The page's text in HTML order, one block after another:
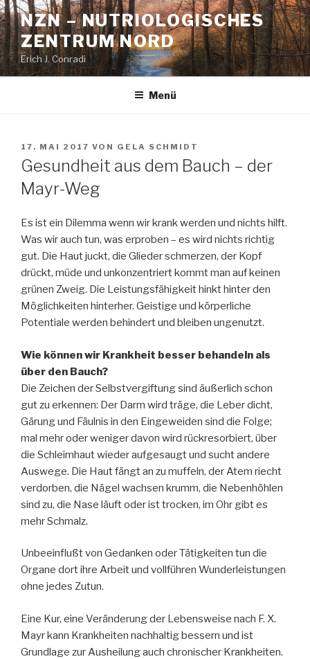
Zum
Inhalt
springen
NZN – NUTRIOLOGISCHES
ZENTRUM NORD
Erich J. Conradi
Menü
VERÖFFENTLICHT
AM
17. MAI 2017 VON GELA SCHMIDT
Gesundheit aus dem Bauch – der
Mayr-Weg
Es ist ein Dilemma wenn wir krank werden und nichts hilft.
Was wir auch tun, was erproben – es wird nichts richtig
gut. Die Haut juckt, die Glieder schmerzen, der Kopf
drückt, müde und unkonzentriert kommt man auf keinen
grünen Zweig. Die Leistungsfähigkeit hinkt hinter den
Möglichkeiten hinterher. Geistige und körperliche
Potentiale werden behindert und bleiben ungenutzt.
Wie können wir Krankheit besser behandeln als
über den Bauch?
Die Zeichen der Selbstvergiftung sind äußerlich schon
gut zu erkennen: Der Darm wird träge, die Leber dicht,
Gärung und Fäulnis in den Eingeweiden sind die Folge;
mal mehr oder weniger davon wird rückresorbiert, über
die Schleimhaut wieder aufgesaugt und sucht andere
Auswege. Die Haut fängt an zu muffeln, der Atem riecht
verdorben, die Nägel wachsen krumm, die Nebenhöhlen
sind zu, die Nase läuft oder ist trocken, im Ohr gibt es
mehr Schmalz.
Unbeeinflußt von Gedanken oder Tätigkeiten tun die
Organe dort ihre Arbeit und vollführen Wunderleistungen
ohne jedes Zutun.
Eine Kur, eine Veränderung der Lebensweise nach F. X.
Mayr kann Krankheiten nachhaltig bessern und ist
Grundlage zur Ausheilung auch chronischer Krankheiten.